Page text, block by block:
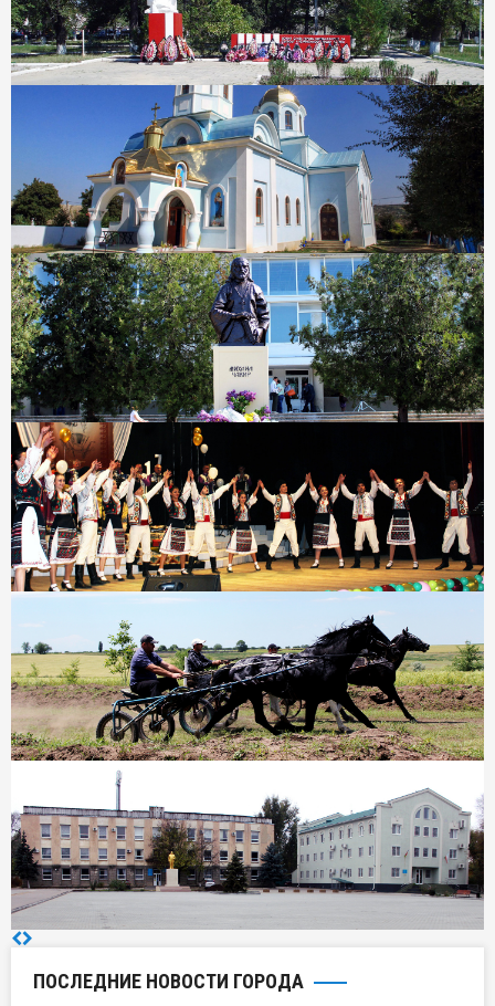
ПОСЛЕДНИЕ НОВОСТИ ГОРОДА